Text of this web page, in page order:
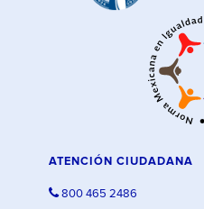
ATENCIÓN CIUDADANA
800 465 2486